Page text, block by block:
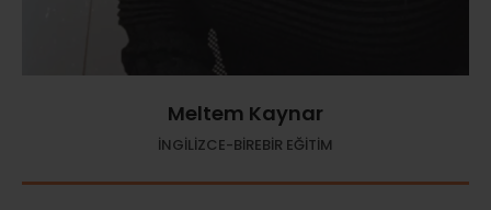
Meltem Kaynar
İNGİLİZCE-BİREBİR EĞİTİM